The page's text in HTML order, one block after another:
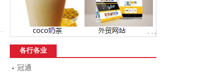
各行各业
冠通